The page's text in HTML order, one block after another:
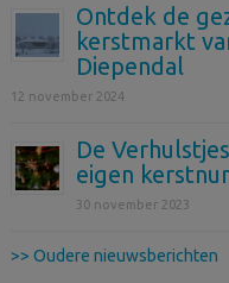
Ontdek de
kerstmarkt
Diependal
12 november 2024
De
eigen
30 november 2023
>> Oudere nieuwsberichten